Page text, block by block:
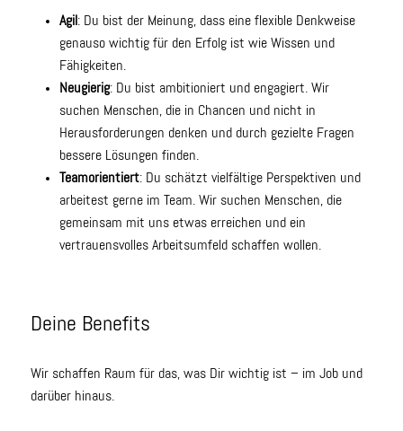
Agil : Du bist der Meinung, dass eine flexible Denkweise
genauso wichtig für den Erfolg ist wie Wissen und
Fähigkeiten.
Neugierig: Du bist ambitioniert und engagiert. Wir
suchen Menschen, die in Chancen und nicht in
Herausforderungen denken und durch gezielte Fragen
bessere Lösungen finden.
Teamorientiert: Du schätzt vielfältige Perspektiven und
arbeitest gerne im Team. Wir suchen Menschen, die
gemeinsam mit uns etwas erreichen und ein
vertrauensvolles Arbeitsumfeld schaffen wollen.
Deine Benefits
Wir schaffen Raum für das, was Dir wichtig ist – im Job und
darüber hinaus.